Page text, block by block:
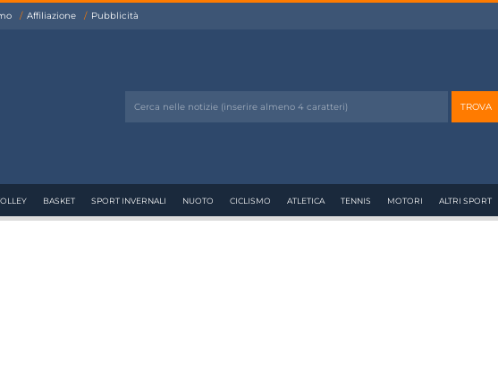
Affiliazione Pubblicità
BASKET SPORT INVERNALI NUOTO CICLISMO ATLETICA TENNIS MOTORI ALTRI SPORT